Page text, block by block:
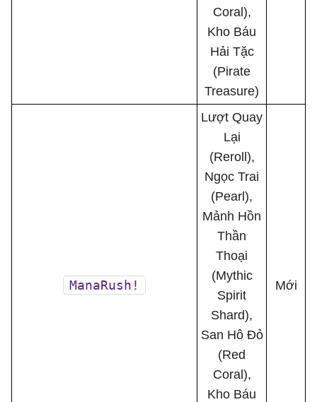
Coral),
Kho Báu
Hải Tặc
(Pirate
Treasure)
ManaRush!
Lượt Quay
Lại
(Reroll),
Ngọc Trai
(Pearl),
Mảnh Hồn
Thần
Thoại
(Mythic
Spirit
Shard),
San Hô Đỏ
(Red
Coral),
Kho Báu
Mới